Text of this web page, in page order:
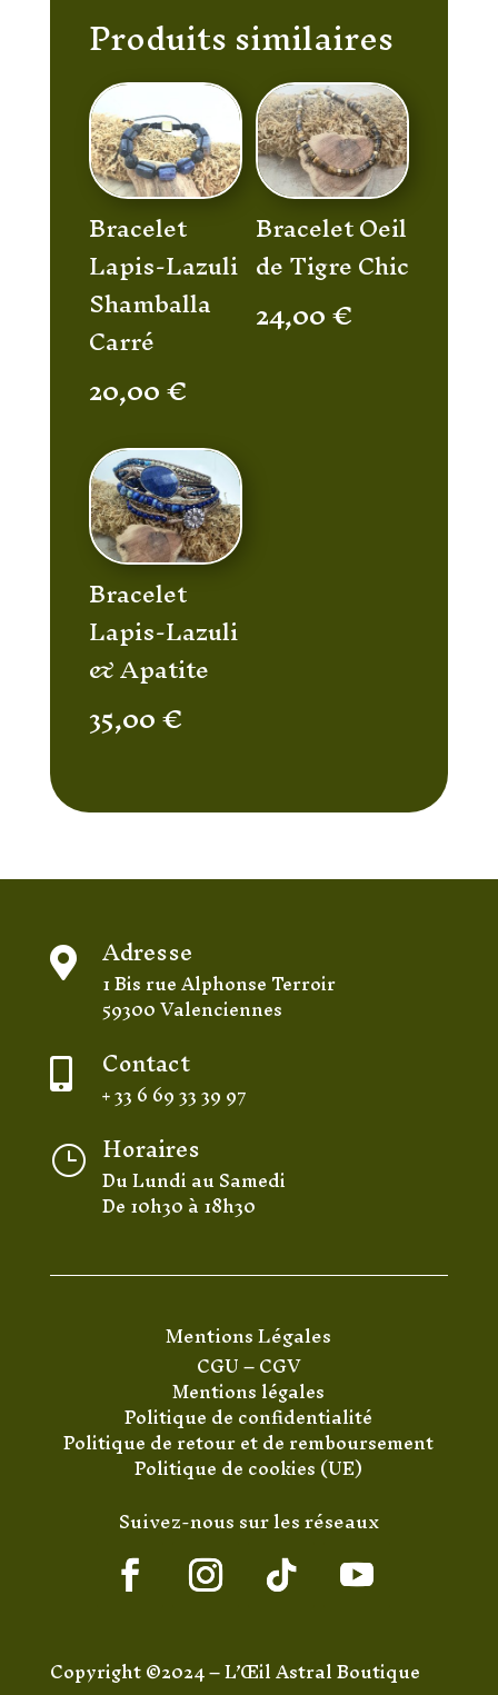
Produits similaires
Bracelet
Lapis-Lazuli
Shamballa
Carré
20,00€
Bracelet Oeil
de Tigre Chic
24,00€
Bracelet
Lapis-Lazuli
& Apatite
35,00€
 Adresse
1 Bis rue Alphonse Terroir
59300 Valenciennes
 Contact
+ 33 6 69 33 39 97
} Horaires
Du Lundi au Samedi
De 10h30 à 18h30
Mentions Légales
CGU–CGV
Mentions légales
Politique de confidentialité
Politique de retour et de remboursement
Politique de cookies (UE)
Suivez-nous sur les réseaux
Copyright ©2024 – L’Œil Astral Boutique